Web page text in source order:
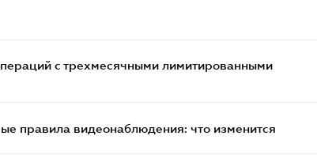
с трехмесячными лимитированными
правила видеонаблюдения: что изменится